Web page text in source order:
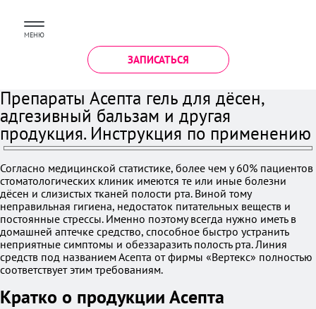
МЕНЮ
ЗАПИСАТЬСЯ
Препараты Асепта гель для дёсен,
адгезивный бальзам и другая
продукция. Инструкция по применению
Согласно медицинской статистике, более чем у 60% пациентов
стоматологических клиник имеются те или иные болезни
дёсен и слизистых тканей полости рта. Виной тому
неправильная гигиена, недостаток питательных веществ и
постоянные стрессы. Именно поэтому всегда нужно иметь в
домашней аптечке средство, способное быстро устранить
неприятные симптомы и обеззаразить полость рта. Линия
средств под названием Асепта от фирмы «Вертекс» полностью
соответствует этим требованиям.
Кратко о продукции Асепта